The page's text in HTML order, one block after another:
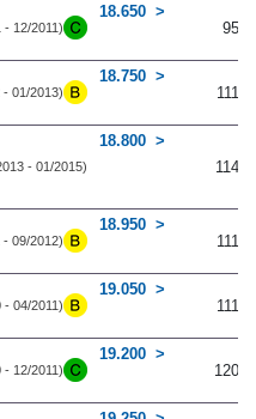
- 12/2011)
18.650
95
- 01/2013)
18.750
111
- 01/2015)
18.800
114
- 09/2012)
18.950
111
- 04/2011)
19.050
111
- 12/2011)
19.200
120